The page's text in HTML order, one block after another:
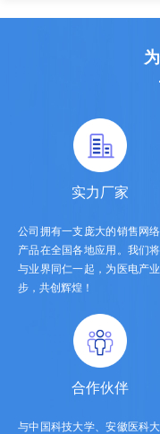
实力厂家
公司拥有一支庞大的销售网
产品在全国各地应用。我们
与业界同仁一起，为医电产
步，共创辉煌！
合作伙伴
与中国科技大学、安徽医科大